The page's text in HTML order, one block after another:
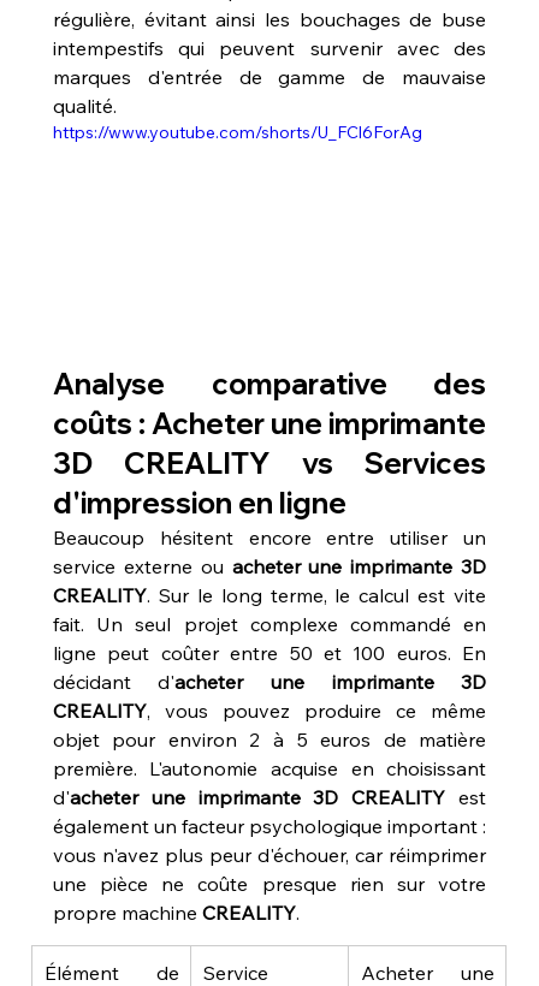
régulière, évitant ainsi les bouchages de buse
intempestifs qui peuvent survenir avec des
marques d'entrée de gamme de mauvaise
qualité.
https://www.youtube.com/shorts/U_FCl6ForAg
Analyse comparative des
coûts : Acheter une imprimante
3D CREALITY vs Services
d'impression en ligne
Beaucoup hésitent encore entre utiliser un
service externe ou acheter une imprimante 3D
CREALITY. Sur le long terme, le calcul est vite
fait. Un seul projet complexe commandé en
ligne peut coûter entre 50 et 100 euros. En
décidant d'acheter une imprimante 3D
CREALITY, vous pouvez produire ce même
objet pour environ 2 à 5 euros de matière
première. L'autonomie acquise en choisissant
d'acheter une imprimante 3D CREALITY est
également un facteur psychologique important :
vous n'avez plus peur d'échouer, car réimprimer
une pièce ne coûte presque rien sur votre
propre machine CREALITY.
Élément de
Service
Acheter une